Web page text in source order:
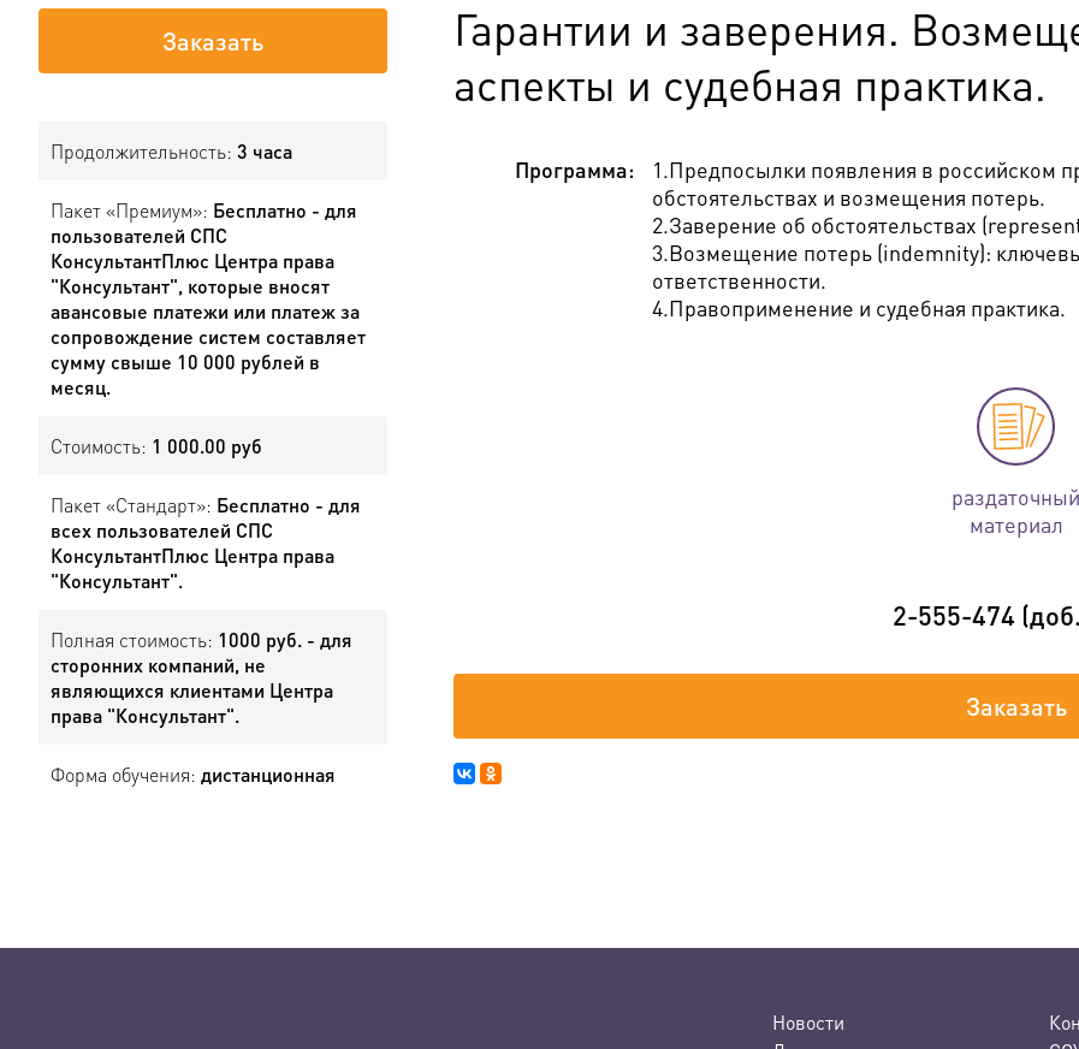
Заказать
Продолжительность: 3 часа
Пакет «Премиум»: Бесплатно - для
пользователей СПС
КонсультантПлюс Центра права
"Консультант", которые вносят
авансовые платежи или платеж за
сопровождение систем составляет
сумму свыше 10 000 рублей в
месяц.
Стоимость: 1 000.00 руб
Пакет «Стандарт»: Бесплатно - для
всех пользователей СПС
КонсультантПлюс Центра права
"Консультант".
Полная стоимость: 1000 руб. - для
сторонних компаний, не
являющихся клиентами Центра
права "Консультант".
Форма обучения: дистанционная
Гарантии и заверения.
аспекты и судебная практика.
Программа:
1.Предпосылки появления в российском
обстоятельствах и возмещения потерь.
2.Заверение об обстоятельствах
3.Возмещение потерь (indemnity):
ответственности.
4.Правоприменение и судебная практика.
раздаточный
материал
2-555-474
Заказать
Новости